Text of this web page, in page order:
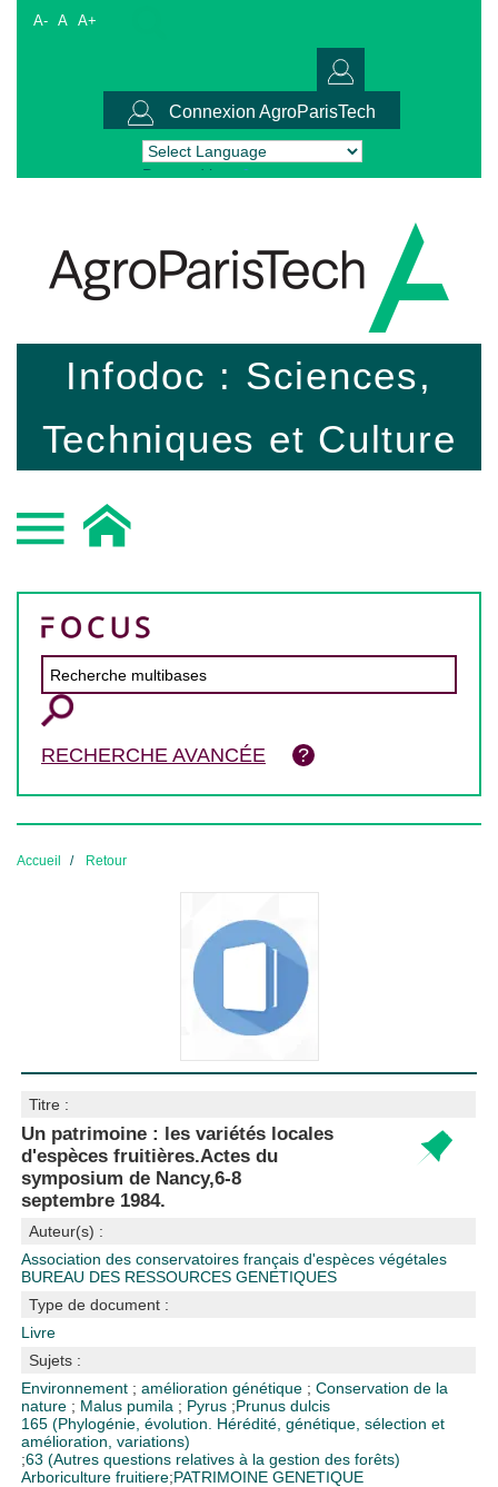
A- A A+
Connexion AgroParisTech
Powered by Translate
Infodoc : Sciences,
Techniques et Culture
RECHERCHE AVANCÉE
Accueil Retour
Titre :
Un patrimoine : les variétés locales
d'espèces fruitières.Actes du
symposium de Nancy,6-8
septembre 1984.
Auteur(s) :
Association des conservatoires français d'espèces végétales
BUREAU DES RESSOURCES GENETIQUES
Type de document :
Livre
Sujets :
Environnement ;amélioration génétique ;Conservation de la
nature ; Malus pumila ; Pyrus ;Prunus dulcis
165 (Phylogénie, évolution. Hérédité, génétique, sélection et
amélioration, variations)
;63 (Autres questions relatives à la gestion des forêts)
Arboriculture fruitiere;PATRIMOINE GENETIQUE